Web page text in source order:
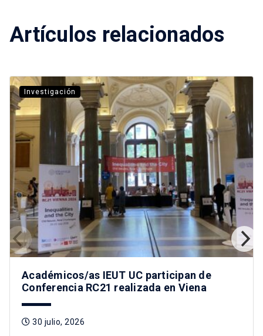
Artículos relacionados
Investigación
Académicos/as IEUT UC participan de
Conferencia RC21 realizada en Viena
30 julio, 2026